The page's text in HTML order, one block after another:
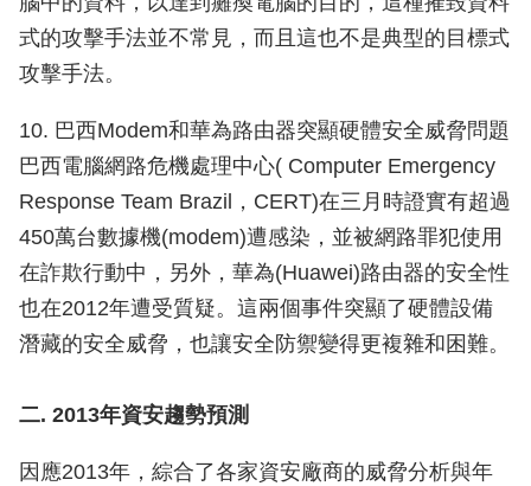
式的攻擊手法並不常見，而且這也不是典型的目標式
攻擊手法。
10. 巴西Modem和華為路由器突顯硬體安全威脅問題
巴西電腦網路危機處理中心( Computer Emergency
Response Team Brazil，CERT)在三月時證實有超過
450萬台數據機(modem)遭感染，並被網路罪犯使用
在詐欺行動中，另外，華為(Huawei)路由器的安全性
也在2012年遭受質疑。這兩個事件突顯了硬體設備
潛藏的安全威脅，也讓安全防禦變得更複雜和困難。
二. 2013年資安趨勢預測
因應2013年，綜合了各家資安廠商的威脅分析與年